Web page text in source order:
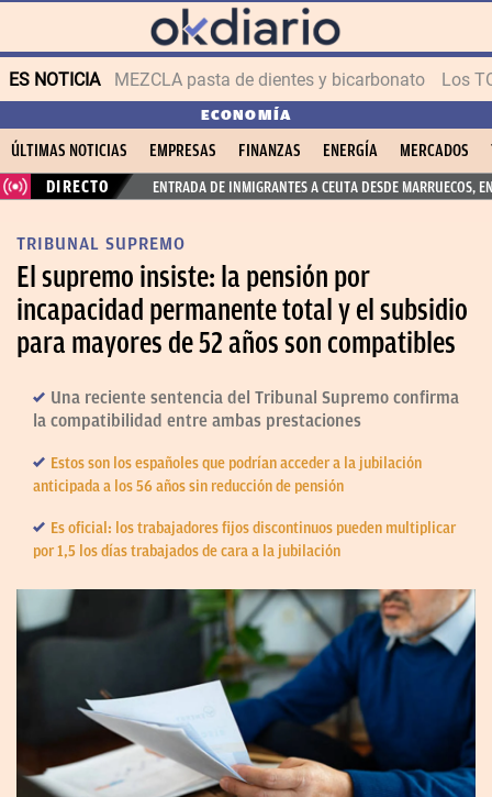
ES NOTICIA MEZCLA pasta de dientes y bicarbonato Los
ECONOMÍA
ÚLTIMAS NOTICIAS EMPRESAS FINANZAS ENERGÍA MERCADOS
DIRECTO
ENTRADA DE INMIGRANTES A CEUTA DESDE MARRUECOS,
TRIBUNAL SUPREMO
El supremo insiste: la pensión por
incapacidad permanente total y el subsidio
para mayores de 52 años son compatibles
Una reciente sentencia del Tribunal Supremo confirma
la compatibilidad entre ambas prestaciones
Estos son los españoles que podrían acceder a la jubilación
anticipada a los 56 años sin reducción de pensión
Es oficial: los trabajadores fijos discontinuos pueden multiplicar
por 1,5 los días trabajados de cara a la jubilación